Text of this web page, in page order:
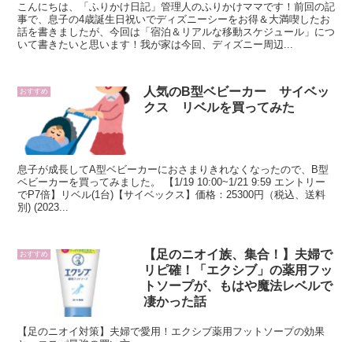
こんにちは、「ふりかけ日記」管理人のふりかけママです！前回の記
事で、息子の4歳誕生日祝いでディズニーシーをお得＆大満喫したお
話を書きましたが、今回は「宿泊＆リアルな移動スケジュール」につ
いて書きたいと思います！我が家は今回、ディズニー周辺...
おすすめ
人気のB型ベビーカー サイベッ
クス リベルを買ってみた
息子が成長してA型ベビーカーにおさまりきれなくなったので、B型
ベビーカーを買ってみました。 【1/19 10:00~1/21 9:59 エントリー
でP7倍】リベル(1台)【サイベックス】価格：25300円（税込、送料
別) (2023...
おすすめ
【足のニオイ族、集合！】夫婦で
リピ確！「エクシブ」の薬用フッ
トソープが、もはや魔法レベルで
凄かった話
【足のニオイ対策】夫婦で愛用！エクシブ薬用フットソープの効果